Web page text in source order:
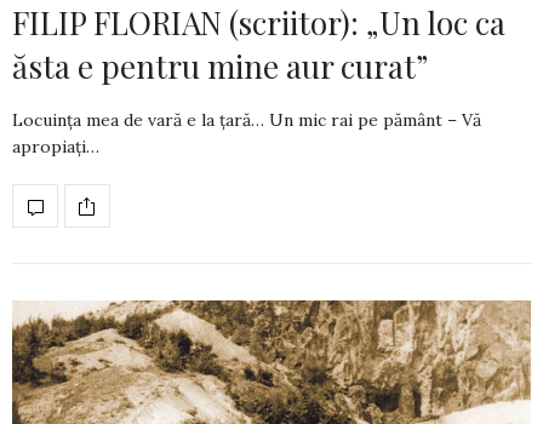
FILIP FLORIAN (scriitor): „Un loc ca
ăsta e pentru mine aur curat”
Locuința mea de vară e la țară… Un mic rai pe pământ – Vă
apropiați…